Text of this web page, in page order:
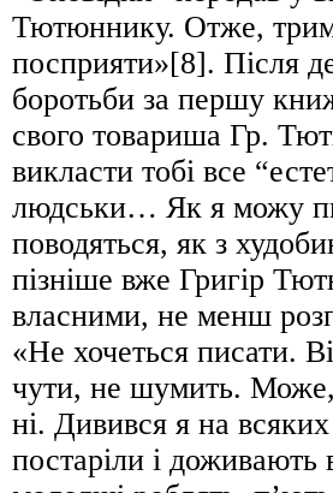
Тютюннику. Отже,
посприяти»[8]. Після
боротьби за першу
свого товариша Гр.
викласти тобі все
людськи… Як я можу
поводяться, як з
пізніше вже Григір
власними, не менш
«Не хочеться писати.
чути, не шумить.
ні. Дивився я на
постаріли і доживають